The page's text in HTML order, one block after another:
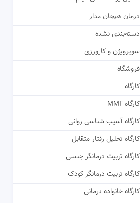
درمان هیجان مدار
دسته‌بندی نشده
سوپرویژن و کارورزی
فروشگاه
کارگاه
کارگاه MMT
کارگاه آسیب شناسی روانی
کارگاه تحلیل رفتار متقابل
کارگاه تربیت درمانگر جنسی
کارگاه تربیت درمانگر کودک
کارگاه خانواده درمانی